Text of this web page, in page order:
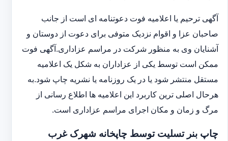
آگهی ترحیم یا اعلامیه فوت دعوتنامه ای است از جانب
صاحبان عزا و اقوام نزدیک متوفی برای دعوت از دوستان و
آشنایان وی به منظور شرکت در مراسم عزاداری.آگهی فوت
ممکن است توسط یکی از عزاداران به شکل یک اعلامیه
مستقل منتشر شود یا در یک روزنامه یا نشریه چاپ شود.به
هرحال اصلی ترین کاربرد این اعلامیه ها اطلاع رسانی از
مرگ و زمان و مکان اجرای مراسم عزاداری است.
چاپ بنر تسلیت توسط چاپخانه شهرک غرب